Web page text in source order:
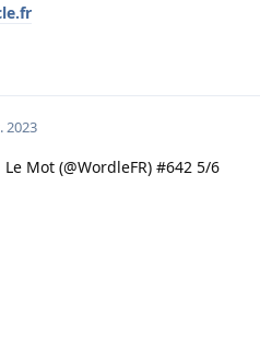
2023
Le Mot (@WordleFR) #642 5/6